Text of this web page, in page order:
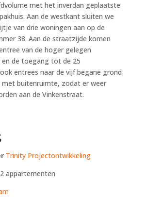
met het inverdan geplaatste
Aan de westkant sluiten we
van drie woningen aan op de
38. Aan de straatzijde komen
van de hoger gelegen
de toegang tot de 25
entrees naar de vijf begane grond
buitenruimte, zodat er weer
aan de Vinkenstraat.
Trinity Projectontwikkeling
appartementen